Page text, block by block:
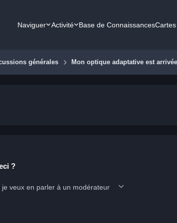
Naviguer Activité Base de Connaissances
générales Mon optique adaptative est arrivée
?